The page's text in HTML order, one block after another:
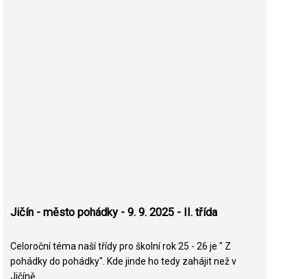
Jičín - město pohádky - 9. 9. 2025 - II. třída
Celoroční téma naší třídy pro školní rok 25 - 26 je " Z
pohádky do pohádky". Kde jinde ho tedy zahájit než v
Jičíně.